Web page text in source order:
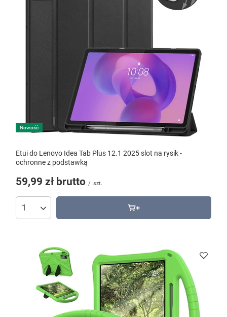
Nowość
Etui do Lenovo Idea Tab Plus 12.1 2025 slot na rysik -
ochronne z podstawką
59,99 zł brutto / szt.